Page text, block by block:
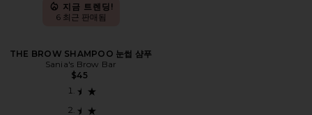
지금 트렌딩!
6 최근 판매됨
THE BROW SHAMPOO 눈썹 샴푸
Sania's Brow Bar
$45